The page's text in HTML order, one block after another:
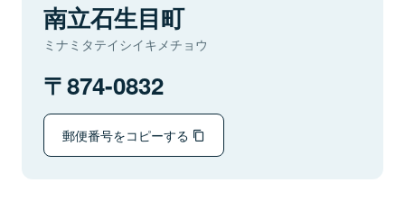
南立石生目町
ミナミタテイシイキメチョウ
874-0832
郵便番号をコピーする